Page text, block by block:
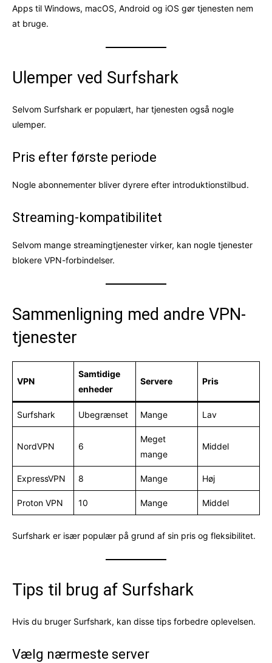
Apps til Windows, macOS, Android og iOS gør tjenesten nem
at bruge.
Ulemper ved Surfshark
Selvom Surfshark er populært, har tjenesten også nogle
ulemper.
Pris efter første periode
Nogle abonnementer bliver dyrere efter introduktionstilbud.
Streaming-kompatibilitet
Selvom mange streamingtjenester virker, kan nogle tjenester
blokere VPN-forbindelser.
Sammenligning med andre VPN-
tjenester
VPN
Samtidige
enheder
Servere Pris
Surfshark Ubegrænset Mange Lav
NordVPN 6
Meget
mange
Middel
ExpressVPN 8 Mange Høj
Proton VPN 10 Mange Middel
Surfshark er især populær på grund af sin pris og fleksibilitet.
Tips til brug af Surfshark
Hvis du bruger Surfshark, kan disse tips forbedre oplevelsen.
Vælg nærmeste server